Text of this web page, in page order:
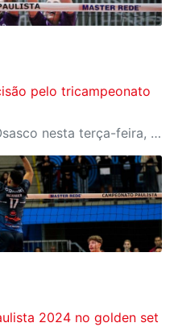
pelo tricampeonato
Equipe bauruense enfrenta Osasco nesta terça-feira, 8, fora de casa
2024 no golden set